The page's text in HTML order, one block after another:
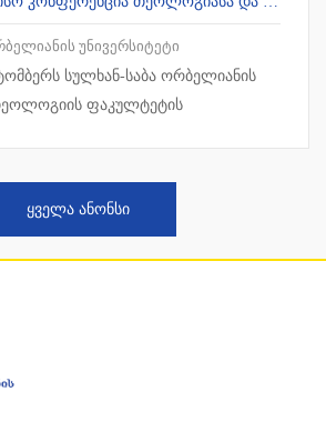
უნივერსიტეტი
სულხან-საბა ორბელიანის
ფაკულტეტის
ᲧᲕᲔᲚᲐ ᲐᲜᲝᲜᲡᲘ